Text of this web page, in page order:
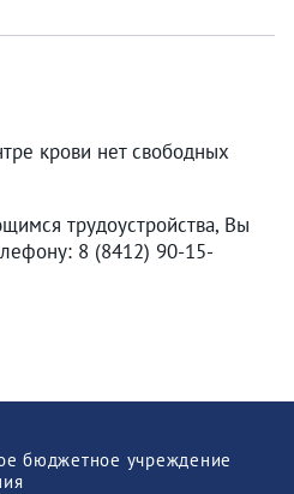
крови нет свободных
трудоустройства, Вы
8 (8412) 90-15-
бюджетное учреждение